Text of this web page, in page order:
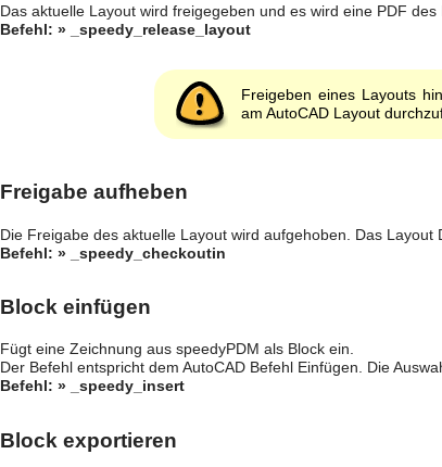
Das aktuelle Layout wird freigegeben und es wird eine PDF des
Befehl: » _speedy_release_layout
Freigeben eines Layouts
am AutoCAD Layout
Freigabe aufheben
Die Freigabe des aktuelle Layout wird aufgehoben. Das Layout
Befehl: » _speedy_checkoutin
Block einfügen
Fügt eine Zeichnung aus speedyPDM als Block ein.
Der Befehl entspricht dem AutoCAD Befehl Einfügen. Die
Befehl: » _speedy_insert
Block exportieren